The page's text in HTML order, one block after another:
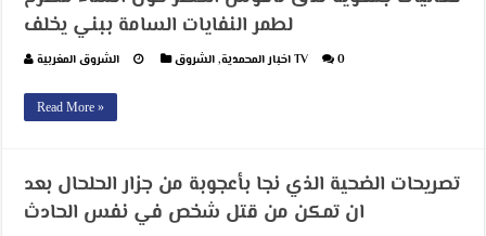
لطمر النفايات السامة ببني يخلف
الشروق المغربية اخبار المحمدية, الشروق TV 0
Read More »
تصريحات الضحية الذي نجا بأعجوبة من جزار الحلحال بعد
ان تمكن من قتل شخص في نفس الحادث